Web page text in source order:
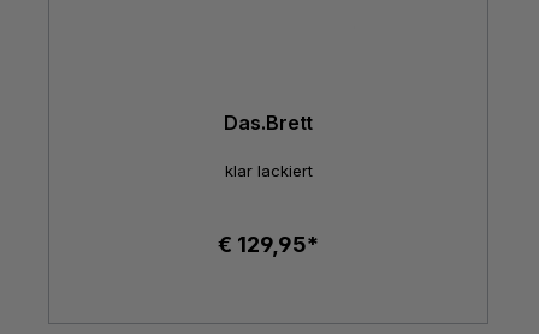
Das.Brett
klar lackiert
€ 129,95*